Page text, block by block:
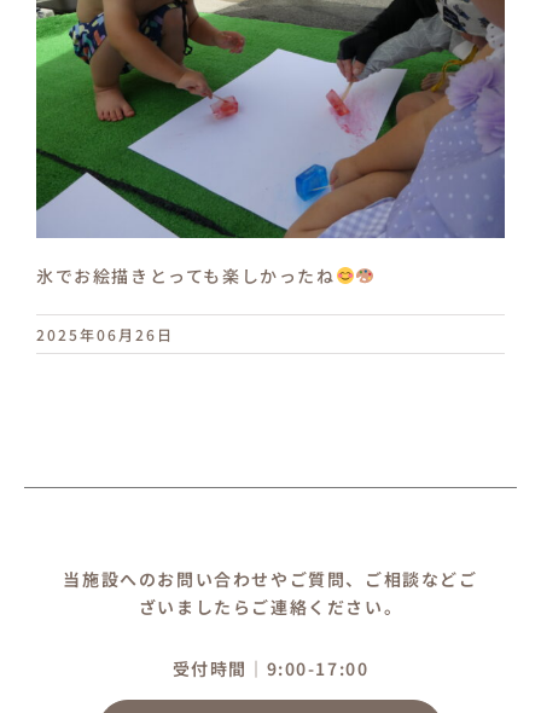
氷でお絵描きとっても楽しかったね
2025年06月26日
当施設へのお問い合わせやご質問、ご相談などご
ざいましたらご連絡ください。
受付時間｜9:00-17:00